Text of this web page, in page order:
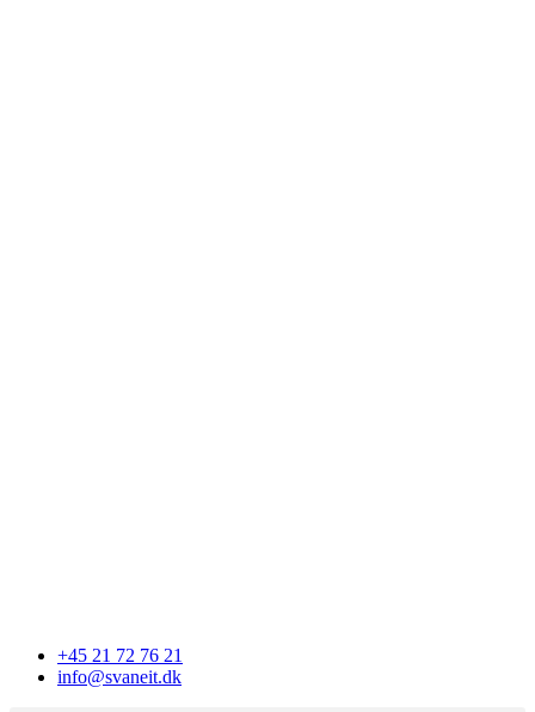
+45 21 72 76 21
info@svaneit.dk